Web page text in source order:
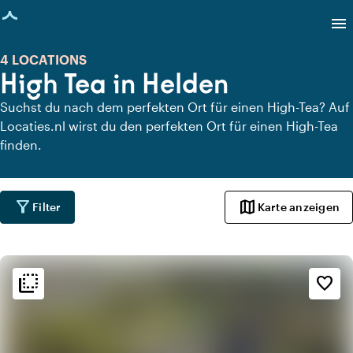
geladen
menu
High Tea in Helden
4 LOCATIONS
Suchst du nach dem perfekten Ort für einen High-Tea? Auf
Locaties.nl wirst du den perfekten Ort für einen High-Tea
finden.
filter_alt Filter map Karte anzeigen
flip_to_back favorite_border
flip_to_back Ambiente und Ästhetik
info
Industriell